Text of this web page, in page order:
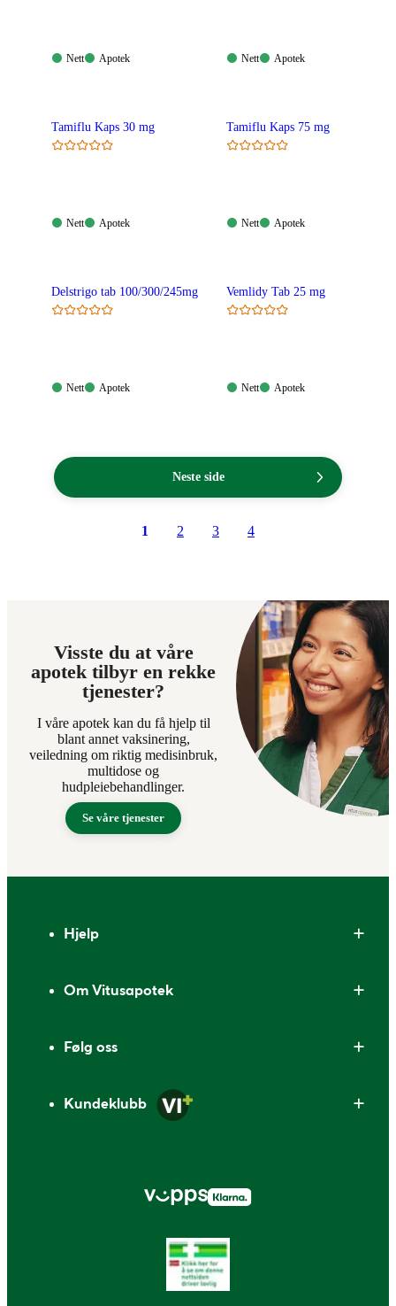
Nett:
Nett
Apotek:
Apotek
Nett:
Nett
Apotek:
Apotek
Tamiflu Kaps 30 mg
Nett:
Nett
Apotek:
Apotek
Tamiflu Kaps 75 mg
Nett:
Nett
Apotek:
Apotek
Delstrigo tab 100/300/245mg
Nett:
Nett
Apotek:
Apotek
Vemlidy Tab 25 mg
Nett:
Nett
Apotek:
Apotek
Neste side
1 2 3 4
Visste du at våre
apotek tilbyr en rekke
tjenester?
I våre apotek kan du få hjelp til
blant annet vaksinering,
veiledning om riktig medisinbruk,
multidose og
hudpleiebehandlinger.
Se våre tjenester
Hjelp
Om Vitusapotek
Følg oss
Kundeklubb